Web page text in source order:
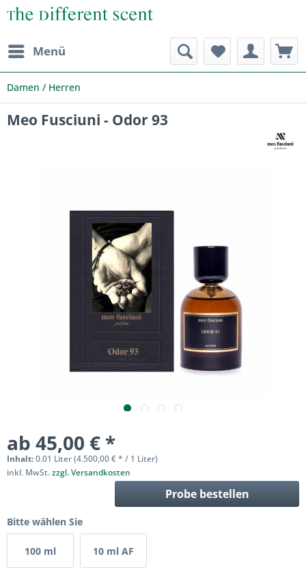
Menü
Damen / Herren
Meo Fusciuni - Odor 93
ab 45,00 € *
Inhalt:0.01 Liter (4.500,00 € * / 1 Liter)
inkl. MwSt.zzgl. Versandkosten
Probe bestellen
Bitte wählen Sie
100 ml 10 ml AF